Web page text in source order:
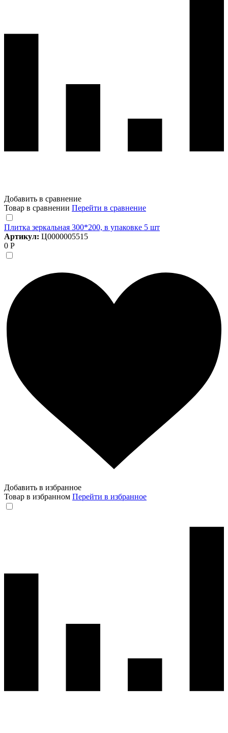
Добавить в сравнение
Товар в сравнении Перейти в сравнение
Плитка зеркальная 300*200, в упаковке 5 шт
Артикул: Ц0000005515
0 Р
Добавить в избранное
Товар в избранном Перейти в избранное